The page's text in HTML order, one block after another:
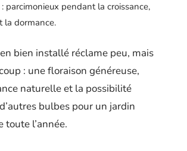
: parcimonieux pendant la croissance,
la dormance.
bien installé réclame peu, mais
: une floraison généreuse,
naturelle et la possibilité
bulbes pour un jardin
toute l’année.